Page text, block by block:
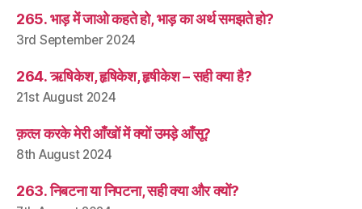
265. भाड़ में जाओ कहते हो, भाड़ का अर्थ समझते हो?
3rd September 2024
264. ऋषिकेश, हृषिकेश, हृषीकेश – सही क्या है?
21st August 2024
क़त्ल करके मेरी आँखों में क्यों उमड़े आँसू?
8th August 2024
263. निबटना या निपटना, सही क्या और क्यों?